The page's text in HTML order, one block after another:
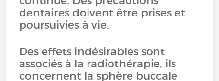
dentaires doivent être prises et
poursuivies à vie.
Des effets indésirables sont
associés à la radiothérapie, ils
concernent la sphère buccale